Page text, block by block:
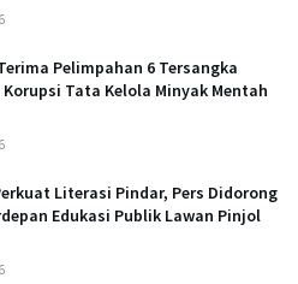
Pelimpahan 6 Tersangka
Korupsi Tata Kelola Minyak Mentah
Literasi Pindar, Pers Didorong
Edukasi Publik Lawan Pinjol